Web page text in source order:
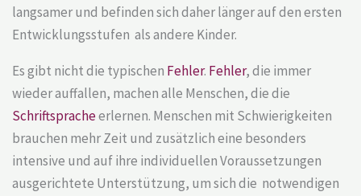
langsamer und befinden sich daher länger auf den ersten
Entwicklungsstufen als andere Kinder.
Es gibt nicht die typischen Fehler. Fehler, die immer
wieder auffallen, machen alle Menschen, die die
Schriftspracheerlernen. Menschen mit Schwierigkeiten
brauchen mehr Zeit und zusätzlich eine besonders
intensive und auf ihre individuellen Voraussetzungen
ausgerichtete Unterstützung, um sich die notwendigen